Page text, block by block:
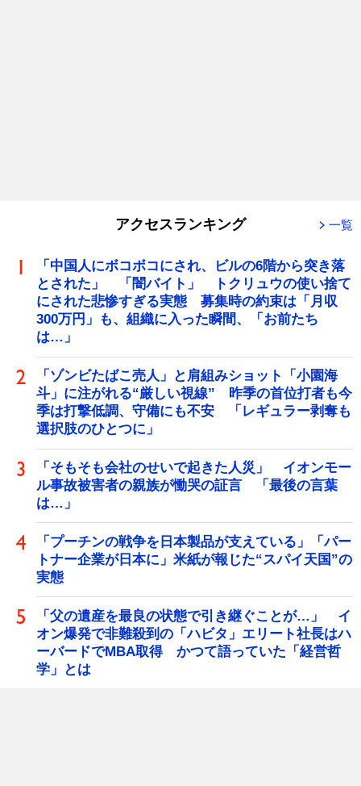
アクセスランキング 一覧
「中国人にボコボコにされ、ビルの6階から突き落
とされた」 「闇バイト」 トクリュウの使い捨て
にされた悲惨すぎる実態 募集時の約束は「月収
300万円」も、組織に入った瞬間、「お前たち
は…」
「ゾンビたばこ売人」と肩組みショット「小園海
斗」に注がれる“厳しい視線” 昨季の首位打者も今
季は打撃低調、守備にも不安 「レギュラー剥奪も
選択肢のひとつに」
「そもそも会社のせいで起きた人災」 イオンモー
ル事故被害者の親族が慟哭の証言 「最後の言葉
は…」
「プーチンの戦争を日本製品が支えている」「パー
トナー企業が日本に」米紙が報じた“スパイ天国”の
実態
「父の遺産を最良の状態で引き継ぐことが…」 イ
オン爆発で非難殺到の「ハビタ」エリート社長はハ
ーバードでMBA取得 かつて語っていた「経営哲
学」とは